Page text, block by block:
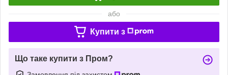
або
Купити з
Що таке купити з Пром?